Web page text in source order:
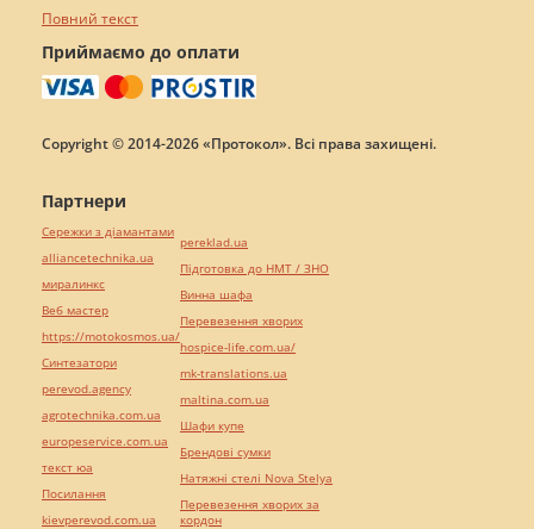
Повний текст
Приймаємо до оплати
Copyright © 2014-2026 «Протокол». Всі права захищені.
Партнери
Сережки з діамантами
alliancetechnika.ua
миралинкс
Веб мастер
https://motokosmos.ua/
Синтезатори
perevod.agency
agrotechnika.com.ua
europeservice.com.ua
текст юа
Посилання
kievperevod.com.ua
pereklad.ua
Підготовка до НМТ / ЗНО
Винна шафа
Перевезення хворих
hospice-life.com.ua/
mk-translations.ua
maltina.com.ua
Шафи купе
Брендові сумки
Натяжні стелі Nova Stelya
Перевезення хворих за
кордон